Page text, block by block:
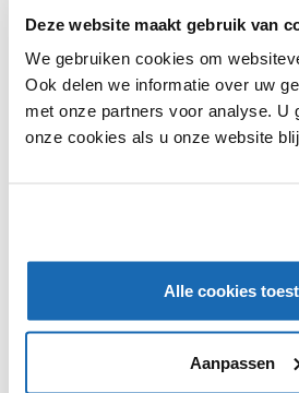
Deze website maakt gebruik van
We gebruiken cookies om
Ook delen we informatie over uw
met onze partners voor analyse. U
onze cookies als u onze website
Alle cookies
Aanpassen
Lacoste probeert op deze manier
onder de aandacht te brengen.